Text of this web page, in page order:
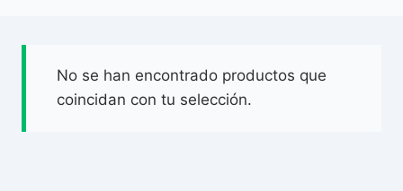
No se han encontrado productos que
coincidan con tu selección.